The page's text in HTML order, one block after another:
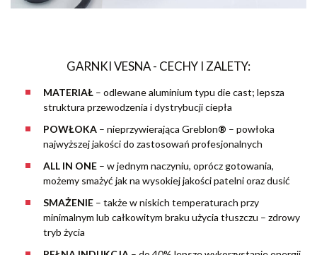
GARNKI VESNA - CECHY I ZALETY:
MATERIAŁ – odlewane aluminium typu die cast; lepsza
struktura przewodzenia i dystrybucji ciepła
POWŁOKA – nieprzywierająca Greblon® – powłoka
najwyższej jakości do zastosowań profesjonalnych
ALL IN ONE – w jednym naczyniu, oprócz gotowania,
możemy smażyć jak na wysokiej jakości patelni oraz dusić
SMAŻENIE – także w niskich temperaturach przy
minimalnym lub całkowitym braku użycia tłuszczu – zdrowy
tryb życia